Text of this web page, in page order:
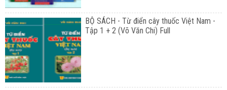
BỘ SÁCH - Từ điển cây thuốc Việt Nam -
Tập 1 + 2 (Võ Văn Chi) Full